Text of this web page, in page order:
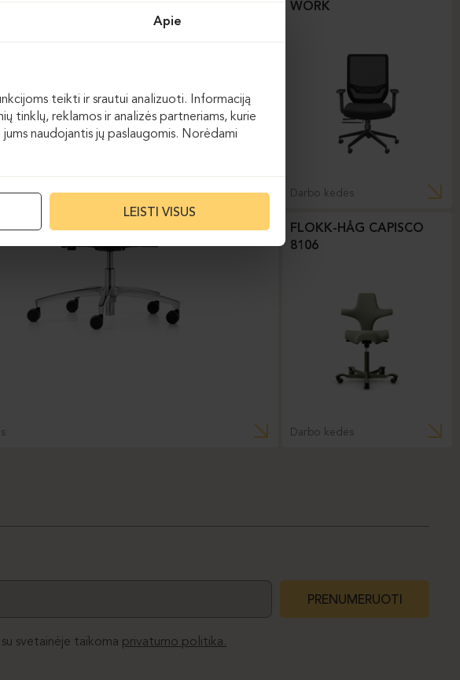
WORK
Darbo kėdės
FLOKK-HÅG CAPISCO
8106
Darbo kėdės
svetainėje taikoma privatumo politika.
PRENUMERUOTI
Apie
teikti ir srautui analizuoti. Informaciją
tinklų, reklamos ir analizės partneriams, kurie
naudojantis jų paslaugomis. Norėdami
LEISTI VISUS